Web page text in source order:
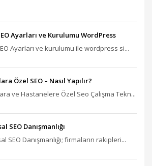
Ayarları ve Kurulumu WordPress
Ayarları ve kurulumu ile wordpress si...
Özel SEO – Nasıl Yapılır?
ve Hastanelere Özel Seo Çalışma Tekn...
SEO Danışmanlığı
SEO Danışmanlığı; firmaların rakipleri...